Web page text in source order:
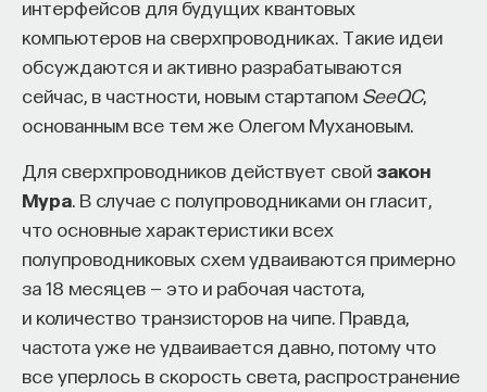
интерфейсов для будущих квантовых
компьютеров на сверхпроводниках. Такие идеи
обсуждаются и активно разрабатываются
сейчас, в частности, новым стартапом SeeQC,
основанным все тем же Олегом Мухановым.
Для сверхпроводников действует свой закон
Мура . В случае с полупроводниками он гласит,
что основные характеристики всех
полупроводниковых схем удваиваются примерно
за 18 месяцев — это и рабочая частота,
и количество транзисторов на чипе. Правда,
частота уже не удваивается давно, потому что
все уперлось в скорость света, распространение